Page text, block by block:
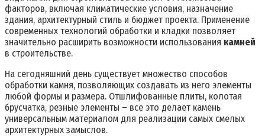
факторов, включая климатические условия, назначение
здания, архитектурный стиль и бюджет проекта. Применение
современных технологий обработки и кладки позволяет
значительно расширить возможности использования камней
в строительстве.
На сегодняшний день существует множество способов
обработки камня, позволяющих создавать из него элементы
любой формы и размера. Отшлифованные плиты, колотая
брусчатка, резные элементы – все это делает камень
универсальным материалом для реализации самых смелых
архитектурных замыслов.